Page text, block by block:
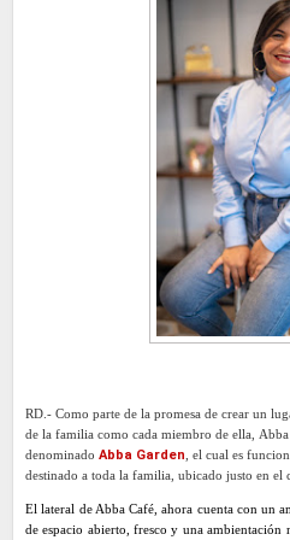
RD.- Como parte de la promesa de crear un
de la familia como cada miembro de ella,
denominado Abba Garden , el cual es
destinado a toda la familia, ubicado justo en el
El lateral de Abba Café, ahora cuenta con un
de espacio abierto, fresco y una ambientación